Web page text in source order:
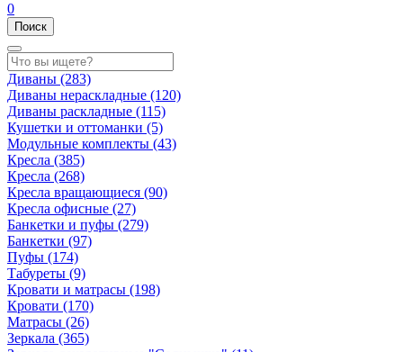
0
Поиск
Диваны (283)
Диваны нераскладные (120)
Диваны раскладные (115)
Кушетки и оттоманки (5)
Модульные комплекты (43)
Кресла (385)
Кресла (268)
Кресла вращающиеся (90)
Кресла офисные (27)
Банкетки и пуфы (279)
Банкетки (97)
Пуфы (174)
Табуреты (9)
Кровати и матрасы (198)
Кровати (170)
Матрасы (26)
Зеркала (365)